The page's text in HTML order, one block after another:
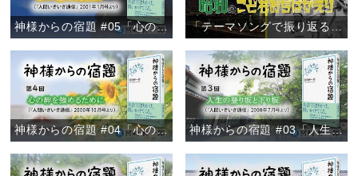
神様からの宿題 #05「心の『癒やし』とは？」 「テーマソングで振り返る 昭和のこどもおぢばがえり」
神様からの宿題 #04「心の絆を強めるために」 神様からの宿題 #03「人生の登り坂と下り坂」